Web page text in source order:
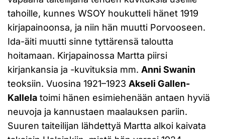
tahoille, kunnes WSOY houkutteli hänet 1919
kirjapainoonsa, ja niin hän muutti Porvooseen.
Ida-äiti muutti sinne tyttärensä taloutta
hoitamaan. Kirjapainossa Martta piirsi
kirjankansia ja -kuvituksia mm. Anni Swanin
teoksiin. Vuosina 1921–1923 Akseli Gallen-
Kallela toimi hänen esimiehenään antaen hyviä
neuvoja ja kannustaen maalauksen pariin.
Suuren taiteilijan lähdettyä Martta alkoi kaivata